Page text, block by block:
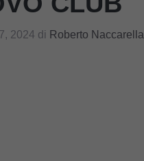
2024 di Roberto Naccarella